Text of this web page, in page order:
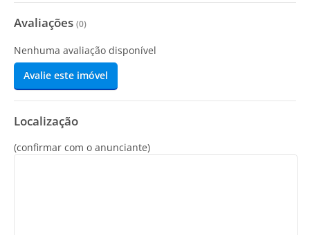
Avaliações (0)
Nenhuma avaliação disponível
Avalie este imóvel
Localização
(confirmar com o anunciante)